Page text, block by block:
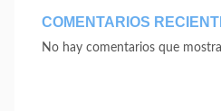
COMENTARIOS
No hay comentarios que